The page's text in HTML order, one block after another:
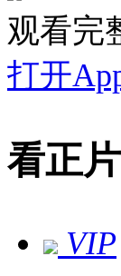
观看完
打开
看正片
VIP